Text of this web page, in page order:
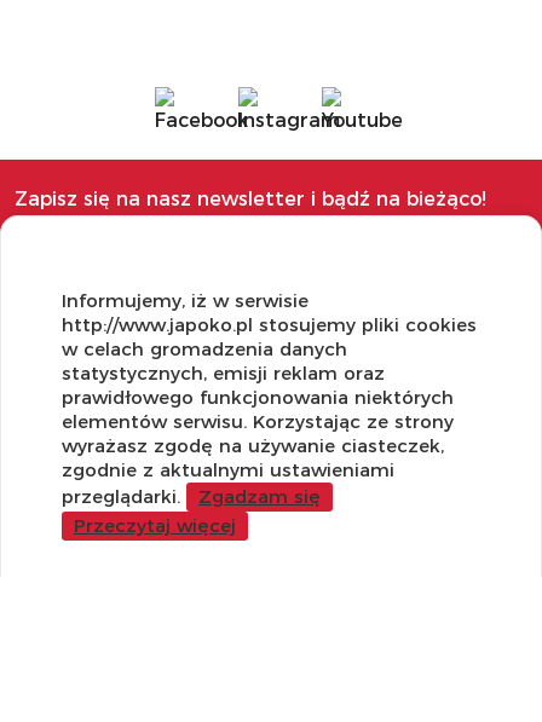
Zapisz się na nasz newsletter i bądź na bieżąco!
OBSŁUGA KLIENTA
Regulamin i Polityka Cookies
Dostawa, Reklamacje i Zwroty
Metody płatności
Standardy jakości i bezpieczeństwa
WARTO WIEDZIEĆ
Sprzedaż Hurtowa
Informujemy, iż w serwisie
http://www.japoko.pl stosujemy pliki cookies
w celach gromadzenia danych
statystycznych, emisji reklam oraz
prawidłowego funkcjonowania niektórych
elementów serwisu. Korzystając ze strony
wyrażasz zgodę na używanie ciasteczek,
zgodnie z aktualnymi ustawieniami
przeglądarki.
Zgadzam się
Przeczytaj więcej